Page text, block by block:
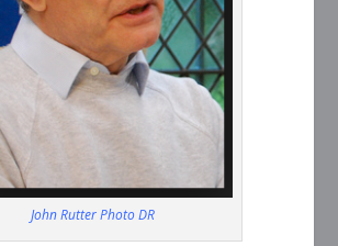
John Rutter Photo DR